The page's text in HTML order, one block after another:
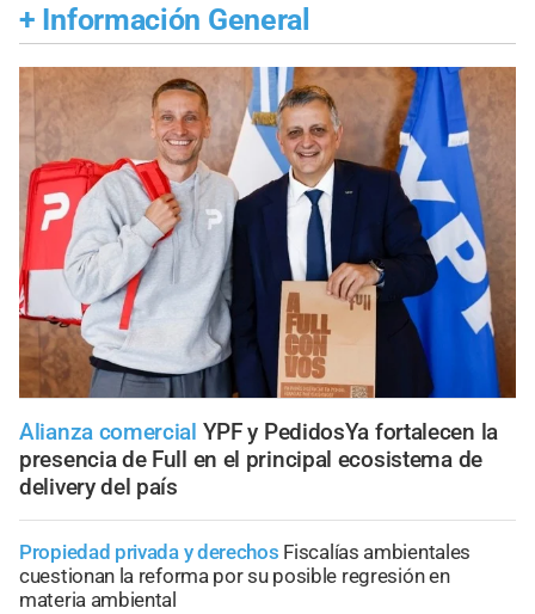
+ Información General
Alianza comercial YPF y PedidosYa fortalecen la
presencia de Full en el principal ecosistema de
delivery del país
Propiedad privada y derechos Fiscalías ambientales
cuestionan la reforma por su posible regresión en
materia ambiental